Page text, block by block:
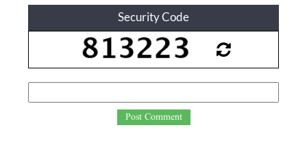
Security Code
Post Comment